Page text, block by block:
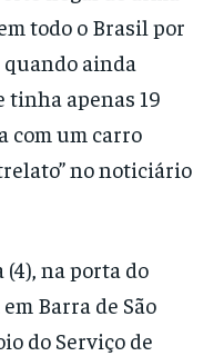
todo o Brasil por
quando ainda
tinha apenas 19
com um carro
no noticiário
na porta do
Barra de São
do Serviço de